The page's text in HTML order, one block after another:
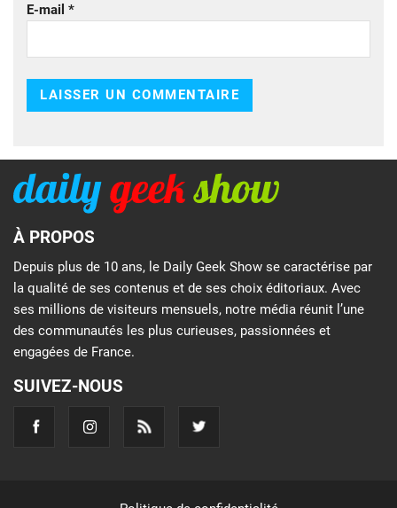
E-mail *
À PROPOS
Depuis plus de 10 ans, le Daily Geek Show se caractérise par
la qualité de ses contenus et de ses choix éditoriaux. Avec
ses millions de visiteurs mensuels, notre média réunit l’une
des communautés les plus curieuses, passionnées et
engagées de France.
SUIVEZ-NOUS